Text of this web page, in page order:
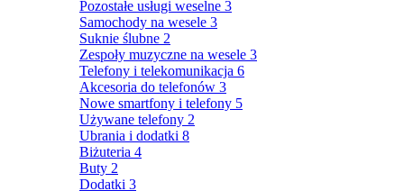
Pozostałe usługi weselne 3
Samochody na wesele 3
Suknie ślubne 2
Zespoły muzyczne na wesele 3
Telefony i telekomunikacja 6
Akcesoria do telefonów 3
Nowe smartfony i telefony 5
Używane telefony 2
Ubrania i dodatki 8
Biżuteria 4
Buty 2
Dodatki 3